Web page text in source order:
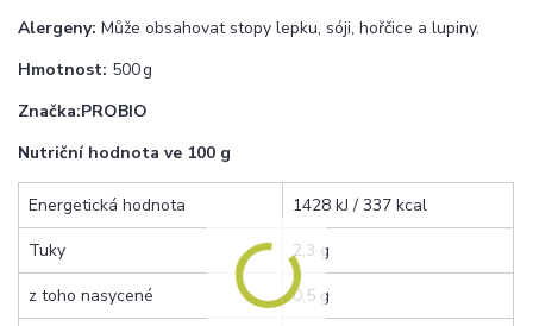
Alergeny: Může obsahovat stopy lepku, sóji, hořčice a lupiny.
Hmotnost: 500 g
Značka:PROBIO
Nutriční hodnota ve 100 g
Energetická hodnota
1428 kJ / 337 kcal
Tuky
2,3 g
z toho nasycené
0,5 g